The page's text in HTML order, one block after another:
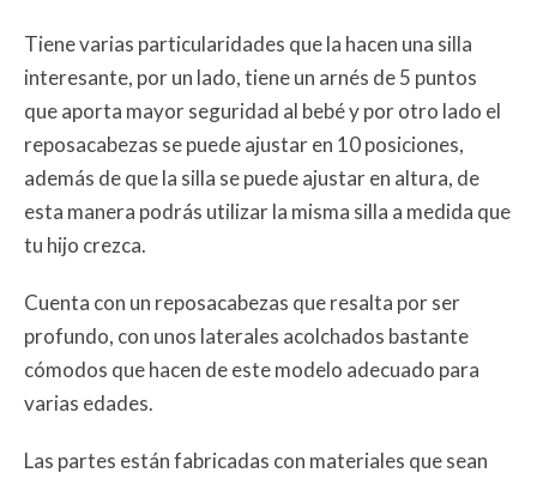
Tiene varias particularidades que la hacen una silla
interesante, por un lado, tiene un arnés de 5 puntos
que aporta mayor seguridad al bebé y por otro lado el
reposacabezas se puede ajustar en 10 posiciones,
además de que la silla se puede ajustar en altura, de
esta manera podrás utilizar la misma silla a medida que
tu hijo crezca.
Cuenta con un reposacabezas que resalta por ser
profundo, con unos laterales acolchados bastante
cómodos que hacen de este modelo adecuado para
varias edades.
Las partes están fabricadas con materiales que sean